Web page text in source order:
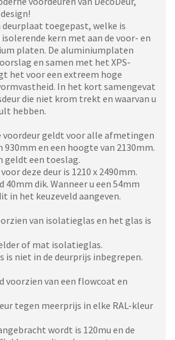
deurplaat toegepast, welke is
kern met aan de voor- en
platen. De aluminiumplaten
en samen met het XPS-
het voor een extreem hoge
In het kort samengevat
die niet krom trekt en waarvan u
hebben.
voordeur geldt voor alle afmetingen
en een hoogte van 2130mm.
geldt een toeslag.
deze deur is 1210 x 2490mm.
40mm dik. Wanneer u een 54mm
in het keuzeveld aangeven.
van isolatieglas en het glas is
of mat isolatieglas.
is niet in de deurprijs inbegrepen.
voorzien van een flowcoat en
tegen meerprijs in elke RAL-kleur
wordt is 120mu en de